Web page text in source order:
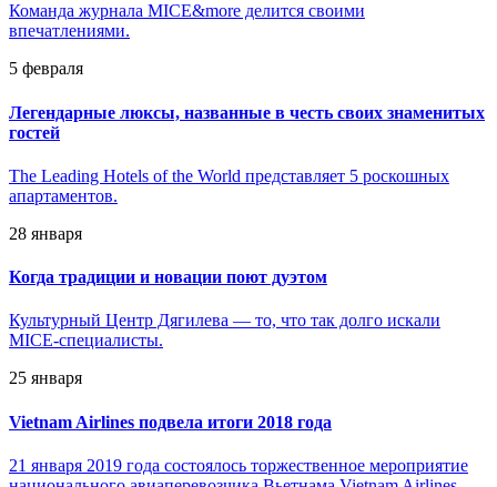
Команда журнала MICE&more делится своими
впечатлениями.
5 февраля
Легендарные люксы, названные в честь своих знаменитых
гостей
The Leading Hotels of the World представляет 5 роскошных
апартаментов.
28 января
Когда традиции и новации поют дуэтом
Культурный Центр Дягилева — то, что так долго искали
MICE-специалисты.
25 января
Vietnam Airlines подвела итоги 2018 года
21 января 2019 года состоялось торжественное мероприятие